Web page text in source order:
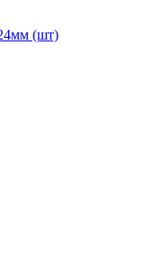
(шт)